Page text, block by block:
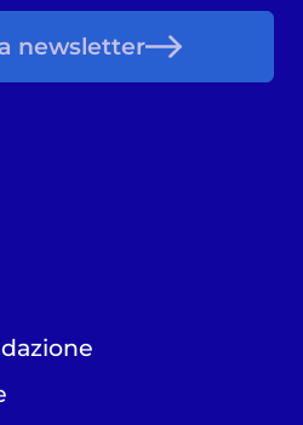
newsletter